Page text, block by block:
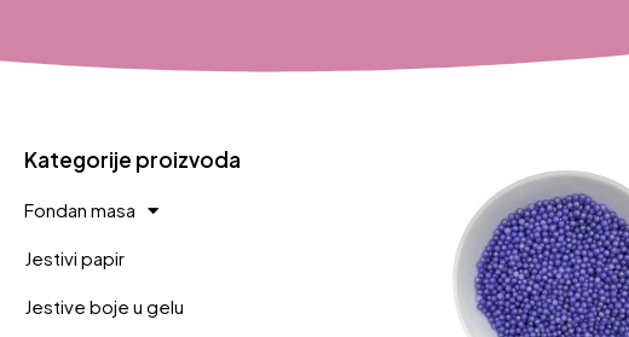
Kategorije proizvoda
Fondan masa
Jestivi papir
Jestive boje u gelu